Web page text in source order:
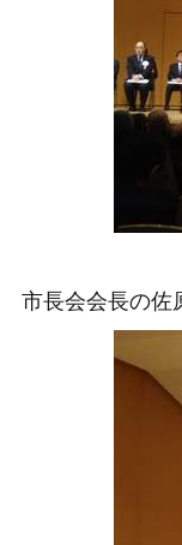
市長会会長の佐